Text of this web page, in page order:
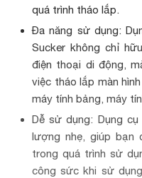
quá trình tháo lắp.
Đa năng sử dụng:
Sucker không chỉ
điện thoại di động,
việc tháo lắp màn
máy tính bảng, máy
Dễ sử dụng: Dụng
lượng nhẹ, giúp bạn
trong quá trình sử
công sức khi sử